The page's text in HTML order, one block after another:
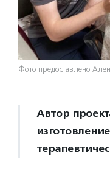
Фото предоставлено
Автор